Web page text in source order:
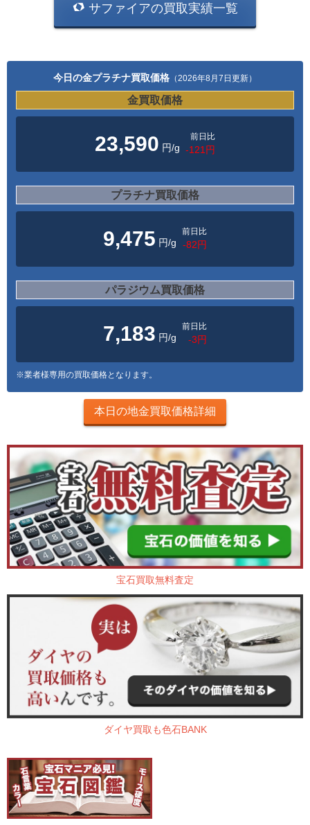
サファイアの買取実績一覧
今日の金プラチナ買取価格 （2026年8月7日更新）
金買取価格
23,590 円/g
前日比
-121円
プラチナ買取価格
9,475 円/g
前日比
-82円
パラジウム買取価格
7,183 円/g
前日比
-3円
※業者様専用の買取価格となります。
本日の地金買取価格詳細
宝石買取無料査定
ダイヤ買取も色石BANK